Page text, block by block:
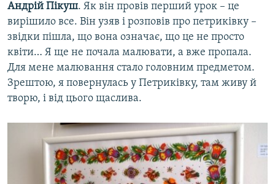
Андрій Пікуш. Як він провів перший урок – це
вирішило все. Він узяв і розповів про петриківку –
звідки пішла, що вона означає, що це не просто
квіти… Я ще не почала малювати, а вже пропала.
Для мене малювання стало головним предметом.
Зрештою, я повернулась у Петриківку, там живу й
творю, і від цього щаслива.